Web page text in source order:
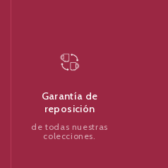
Garantía de
reposición
de todas nuestras
colecciones.